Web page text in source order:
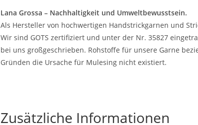
Lana Grossa – Nachhaltigkeit und Umweltbewusstsein.
Als Hersteller von hochwertigen Handstrickgarnen und
Wir sind GOTS zertifiziert und unter der Nr. 35827
bei uns großgeschrieben. Rohstoffe für unsere Garne
Gründen die Ursache für Mulesing nicht existiert.
Zusätzliche Informationen